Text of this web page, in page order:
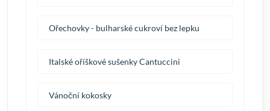
Ořechovky - bulharské cukroví bez lepku
Italské oříškové sušenky Cantuccini
Vánoční kokosky